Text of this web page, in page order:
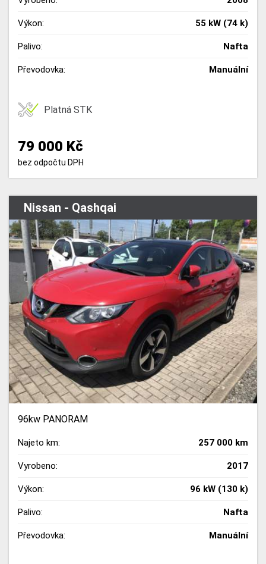
Výkon: 55 kW (74 k)
Palivo: Nafta
Převodovka: Manuální
Platná STK
79 000 Kč
bez odpočtu DPH
Nissan - Qashqai
96kw PANORAM
Najeto km: 257 000 km
Vyrobeno: 2017
Výkon: 96 kW (130 k)
Palivo: Nafta
Převodovka: Manuální